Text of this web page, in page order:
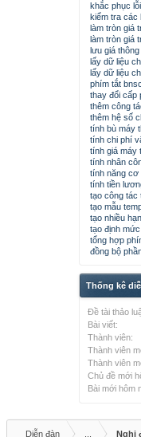
khắc phục
kiểm tra các
làm tròn giá
làm tròn giá
lưu giá
lấy dữ liệu
lấy dữ liệu
phím tắt bnsc
thay đổi cấp
thêm công
thêm hệ số
tính bù máy
tính chi phí
tính giá máy
tính nhân
tính năng cơ
tính tiền
tạo công tác
tạo mẫu
tạo nhiều
tạo định
tổng hợp
đồng bộ
Thống kê
Đề tài thảo
Bài viết:
Thành viên:
Thành viên
Thành viên
Chủ đề mới
Bài mới hôm
Diễn đàn Nghị